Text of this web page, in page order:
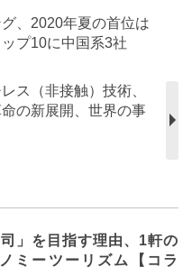
、2020年夏の首位は
プ10に中国系3社
ス（非接触）技術、
の新展開、世界の事
」を目指す理由、1軒の
ミーツーリズム【コラ